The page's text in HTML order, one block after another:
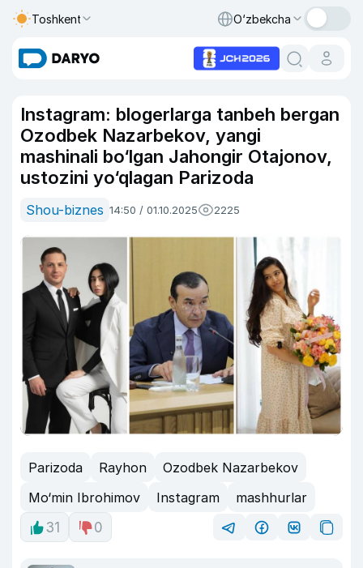
Toshkent O‘zbekcha
Instagram: blogerlarga tanbeh bergan
Ozodbek Nazarbekov, yangi
mashinali bo‘lgan Jahongir Otajonov,
ustozini yo‘qlagan Parizoda
Shou-biznes 14:50 / 01.10.2025 2225
Parizoda Rayhon
Ozodbek Nazarbekov
Mo‘min Ibrohimov
Instagram
mashhurlar
31
0